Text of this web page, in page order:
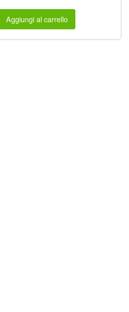
Aggiungi al carrello